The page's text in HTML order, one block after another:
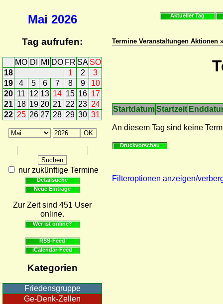
Mai 2026
Tag aufrufen:
MO DI MI DO FR SA SO
18
1 2
3
19
4 5 6 7 8 9
10
20 11 12 13 14 15 16 17
21 18 19 20 21 22 23 24
22 25 26 27 28 29 30 31
nur zukünftige Termine
Detailsuche
Neue Einträge
Zur Zeit sind 451 User
online.
Wer ist online?
RSS-Feed
iCalendar-Feed
Kategorien
Friedensgruppe
Ge-Denk-Zellen
Aktueller Tag
Termine Veranstaltungen Aktionen
StartdatumStartzeit
An diesem Tag sind keine
Druckvorschau
Filteroptionen anzeigen/